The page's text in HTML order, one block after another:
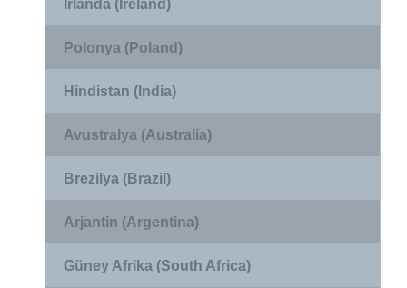
İrlanda (Ireland)
Polonya (Poland)
Hindistan (India)
Avustralya (Australia)
Brezilya (Brazil)
Arjantin (Argentina)
Güney Afrika (South Africa)